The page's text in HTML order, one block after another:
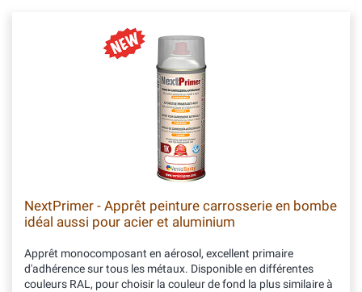
NextPrimer - Apprêt peinture carrosserie en bombe
idéal aussi pour acier et aluminium
Apprêt monocomposant en aérosol, excellent primaire
d'adhérence sur tous les métaux. Disponible en différentes
couleurs RAL, pour choisir la couleur de fond la plus similaire à